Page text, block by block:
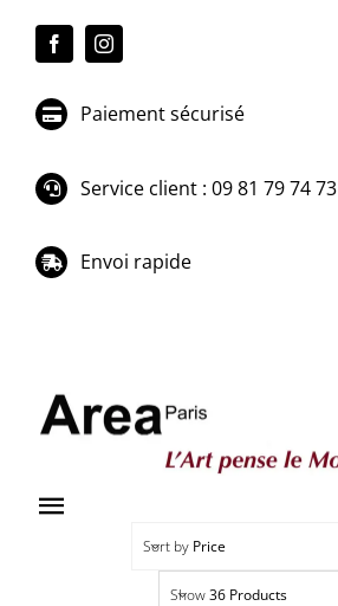
Paiement sécurisé
Service client : 09 81 79 74 73
Envoi rapide
Toggle
Navigation
Sort by Price
Show36 Products